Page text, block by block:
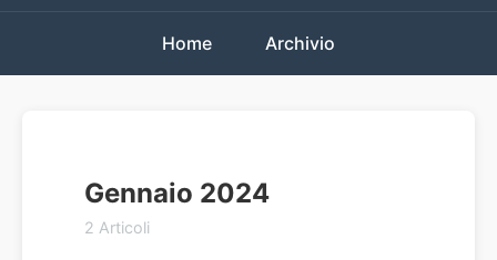
Home Archivio
Gennaio 2024
2 Articoli